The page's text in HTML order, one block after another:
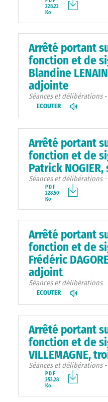
228.22
Ko
Arrêté portant
fonction et de
Blandine
adjointe
Séances et délibérations
ECOUTER
Arrêté portant
fonction et de
Patrick
Séances et délibérations
PDF
228.50
Ko
Arrêté portant
fonction et de
Frédéric
adjoint
Séances et délibérations
ECOUTER
Arrêté portant
fonction et de
VILLEMAGNE,
Séances et délibérations
PDF
253.28
Ko